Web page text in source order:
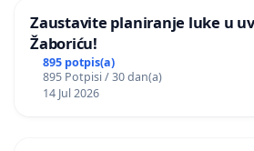
Zaustavite planiranje luke u
Žaboriću!
895 potpis(a)
895 Potpisi / 30 dan(a)
14 Jul 2026